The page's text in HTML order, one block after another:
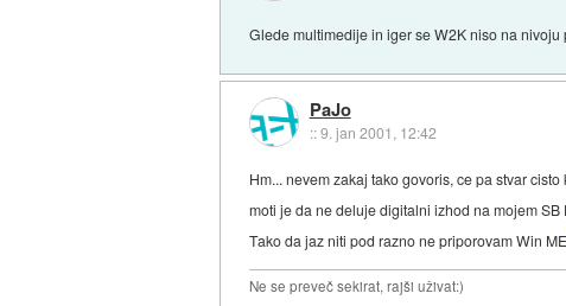
Glede multimedije in iger se W2K niso na nivoju
PaJo
::9. jan 2001, 12:42
Hm... nevem zakaj tako govoris, ce pa stvar
moti je da ne deluje digitalni izhod na mojem
Tako da jaz niti pod razno ne priporovam Win ME
Ne se preveč sekirat, rajši uživat:)